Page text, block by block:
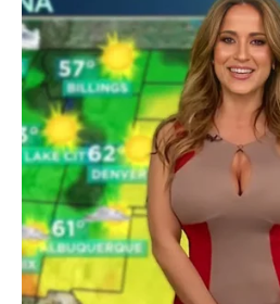
BLIZANCI –